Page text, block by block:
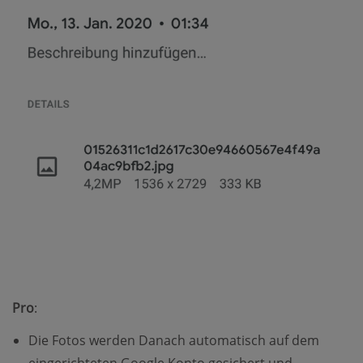
Pro:
Die Fotos werden Danach automatisch auf dem